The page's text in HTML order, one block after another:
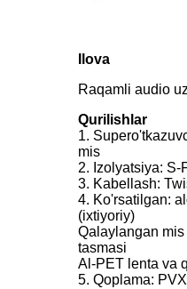
Ilova
Raqamli audio
Qurilishlar
1.
mis
2. Izolyatsiya: S-
3. Kabellash:
4. Ko'rsatilgan:
(ixtiyoriy)
Qalaylangan
tasmasi
Al-PET lenta va
5. Qoplama: